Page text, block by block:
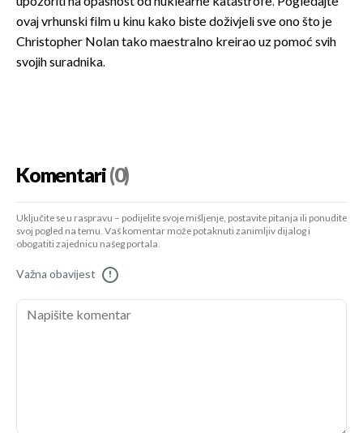
ovaj vrhunski film u kinu kako biste doživjeli sve ono što je
Christopher Nolan tako maestralno kreirao uz pomoć svih
svojih suradnika.
Komentari(0)
Uključite se u raspravu – podijelite svoje mišljenje, postavite pitanja ili ponudite
svoj pogled na temu. Vaš komentar može potaknuti zanimljiv dijalog i
obogatiti zajednicu našeg portala.
Važna obavijest !